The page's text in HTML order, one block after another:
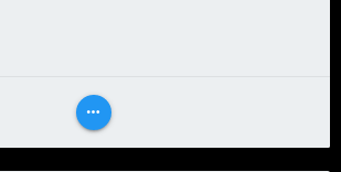
more_horiz
VEJA